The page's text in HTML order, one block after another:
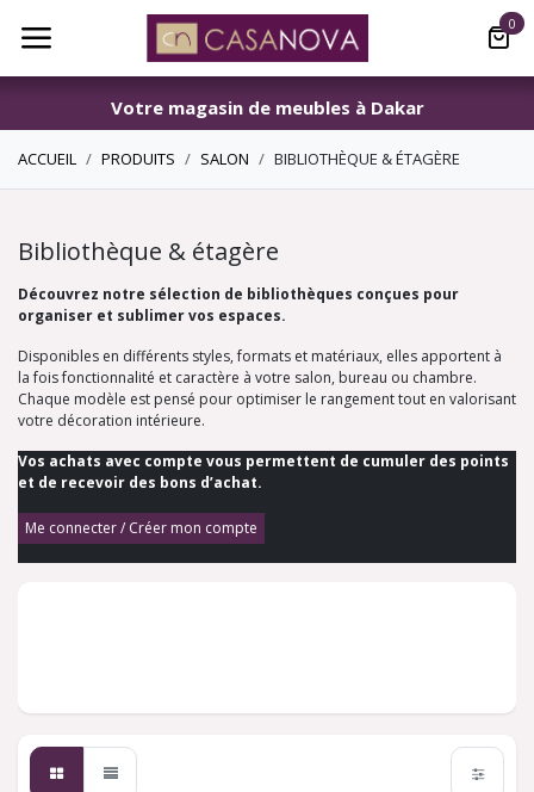
0
Votre magasin de meubles à Dakar
ACCUEIL PRODUITS SALON BIBLIOTHÈQUE & ÉTAGÈRE
Bibliothèque & étagère
Découvrez notre sélection de bibliothèques conçues pour
organiser et sublimer vos espaces.
Disponibles en différents styles, formats et matériaux, elles apportent à
la fois fonctionnalité et caractère à votre salon, bureau ou chambre.
Chaque modèle est pensé pour optimiser le rangement tout en valorisant
votre décoration intérieure.
Vos achats avec compte vous permettent de cumuler des points
et de recevoir des bons d’achat.
Me connecter / Créer mon compte